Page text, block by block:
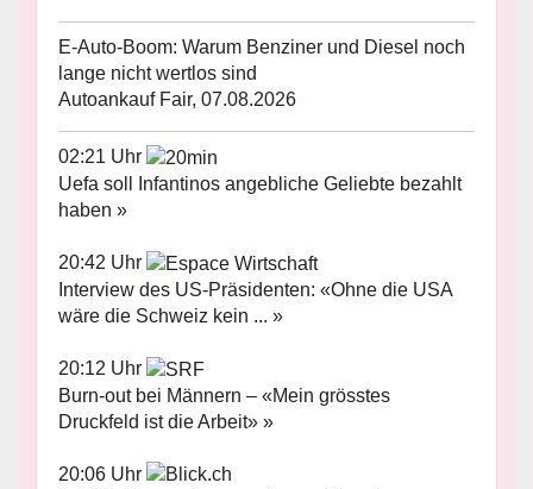
E-Auto-Boom: Warum Benziner und Diesel noch
lange nicht wertlos sind
Autoankauf Fair, 07.08.2026
02:21 Uhr
Uefa soll Infantinos angebliche Geliebte bezahlt
haben »
20:42 Uhr
Interview des US-Präsidenten: «Ohne die USA
wäre die Schweiz kein ... »
20:12 Uhr
Burn-out bei Männern – «Mein grösstes
Druckfeld ist die Arbeit» »
20:06 Uhr